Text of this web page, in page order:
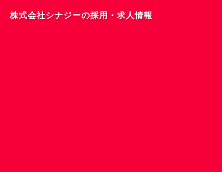
株式会社シナジーの採用・求人情報